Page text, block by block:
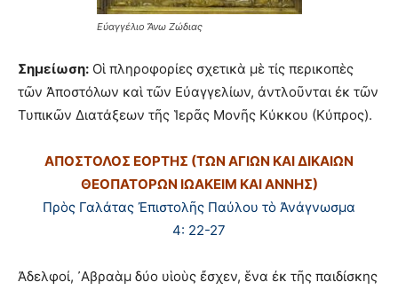
Εὐαγγέλιο Ἄνω Ζώδιας
Σημείωση: Οἱ πληροφορίες σχετικὰ μὲ τίς περικοπὲς
τῶν Ἀποστόλων καὶ τῶν Εὐαγγελίων, ἀντλοῦνται ἐκ τῶν
Τυπικῶν Διατάξεων τῆς Ἱερᾶς Μονῆς Κύκκου (Κύπρος).
ΑΠΟΣΤΟΛΟΣ ΕΟΡΤΗΣ (ΤΩΝ ΑΓΙΩΝ ΚΑΙ ΔΙΚΑΙΩΝ
ΘΕΟΠΑΤΟΡΩΝ ΙΩΑΚΕΙΜ ΚΑΙ ΑΝΝΗΣ)
Πρὸς Γαλάτας Ἐπιστολῆς Παύλου τὸ Ἀνάγνωσμα
4: 22-27
Ἀδελφοί, ᾿Αβραὰμ δύο υἱοὺς ἔσχεν, ἕνα ἐκ τῆς παιδίσκης